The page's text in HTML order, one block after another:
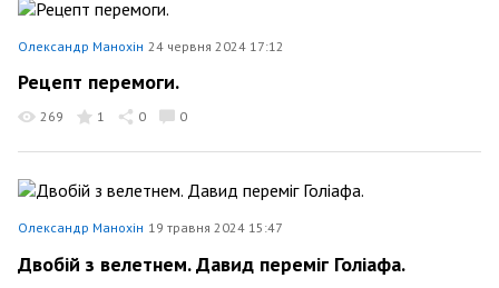
Олександр Манохін 24 червня 2024 17:12
Рецепт перемоги.
269 1 0 0
Олександр Манохін 19 травня 2024 15:47
Двобій з велетнем. Давид переміг Голіафа.